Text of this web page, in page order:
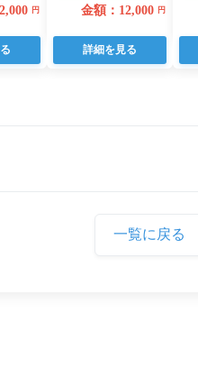
円 金額：12,000 円
詳細を見る
一覧に戻る